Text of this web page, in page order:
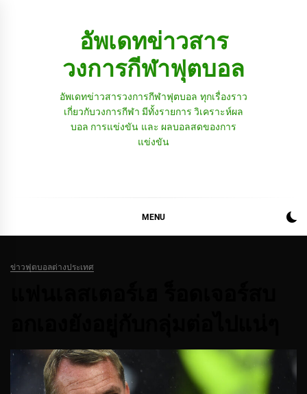
อัพเดทข่าวสาร
วงการกีฬาฟุตบอล
อัพเดทข่าวสารวงการกีฬาฟุตบอล ทุกเรื่องราว
เกี่ยวกับวงการกีฬา มีทั้งรายการ วิเคราะห์ผล
บอล การแข่งขัน และ ผลบอลสดของการ
แข่งขัน
MENU
ข่าวฟุตบอลต่างประเทศ